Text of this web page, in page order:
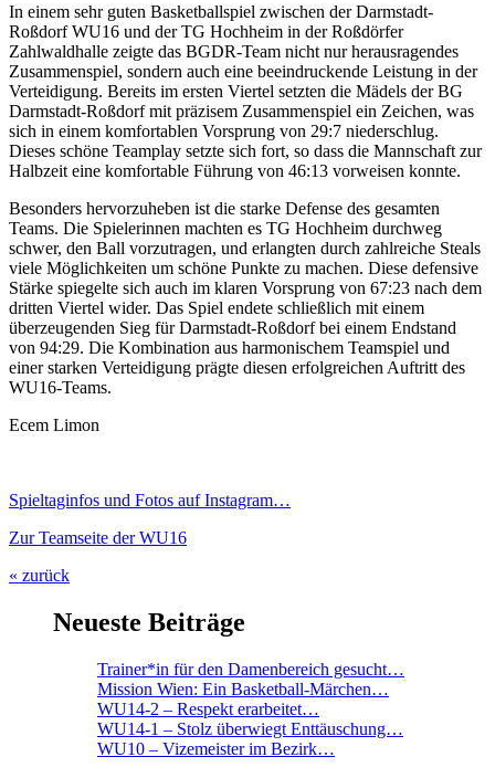
In einem sehr guten Basketballspiel zwischen der Darmstadt-
Roßdorf WU16 und der TG Hochheim in der Roßdörfer
Zahlwaldhalle zeigte das BGDR-Team nicht nur herausragendes
Zusammenspiel, sondern auch eine beeindruckende Leistung in der
Verteidigung. Bereits im ersten Viertel setzten die Mädels der BG
Darmstadt-Roßdorf mit präzisem Zusammenspiel ein Zeichen, was
sich in einem komfortablen Vorsprung von 29:7 niederschlug.
Dieses schöne Teamplay setzte sich fort, so dass die Mannschaft zur
Halbzeit eine komfortable Führung von 46:13 vorweisen konnte.
Besonders hervorzuheben ist die starke Defense des gesamten
Teams. Die Spielerinnen machten es TG Hochheim durchweg
schwer, den Ball vorzutragen, und erlangten durch zahlreiche Steals
viele Möglichkeiten um schöne Punkte zu machen. Diese defensive
Stärke spiegelte sich auch im klaren Vorsprung von 67:23 nach dem
dritten Viertel wider. Das Spiel endete schließlich mit einem
überzeugenden Sieg für Darmstadt-Roßdorf bei einem Endstand
von 94:29. Die Kombination aus harmonischem Teamspiel und
einer starken Verteidigung prägte diesen erfolgreichen Auftritt des
WU16-Teams.
Ecem Limon
Spieltaginfos und Fotos auf Instagram…
Zur Teamseite der WU16
« zurück
Neueste Beiträge
Trainer*in für den Damenbereich gesucht…
Mission Wien: Ein Basketball-Märchen…
WU14-2 – Respekt erarbeitet…
WU14-1 – Stolz überwiegt Enttäuschung…
WU10 – Vizemeister im Bezirk…